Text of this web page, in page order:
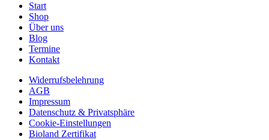
Start
Shop
Über uns
Blog
Termine
Kontakt
Widerrufsbelehrung
AGB
Impressum
Datenschutz & Privatsphäre
Cookie-Einstellungen
Bioland Zertifikat